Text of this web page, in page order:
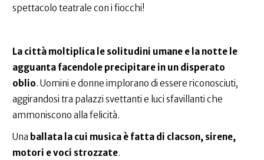
spettacolo teatrale con i fiocchi!
La città moltiplica le solitudini umane e la notte le
agguanta facendole precipitare in un disperato
oblio. Uomini e donne implorano di essere riconosciuti,
aggirandosi tra palazzi svettanti e luci sfavillanti che
ammoniscono alla felicità.
Una ballata la cui musica è fatta di clacson, sirene,
motori e voci strozzate.